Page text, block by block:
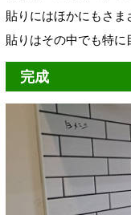
貼りにはほかにもさ
貼りはその中でも特に
完成